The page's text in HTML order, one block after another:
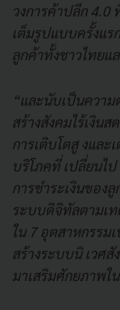
วงการค้าปลีก 4.0
เต็มรูปแบบครั้งแร
ลูกค้าทั้งชาวไทยแ
“และนับเป็นความ
สร้างสังคมไร้เงิน
การเติบโตสู งแล
บริโภคที่ เปลี่ยนไ
การชำระเงินของ
ระบบดิจิทัลตามเ
ใน 7 อุตสาหกรรม
สร้างระบบนิ เวศสั
มาเสริมศักยภาพใ